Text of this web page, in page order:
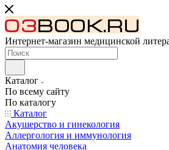
Интернет-магазин медицинской
Каталог
По всему сайту
По каталогу
Каталог
Акушерство и гинекология
Аллергология и иммунология
Анатомия человека